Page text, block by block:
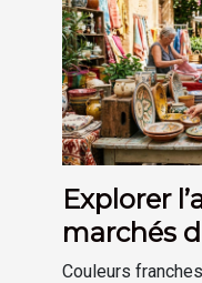
Explorer
marchés
inspirer
Couleurs